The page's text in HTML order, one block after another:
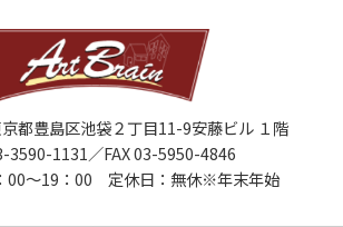
都豊島区池袋２丁目11-9安藤ビル １階
3590-1131／FAX 03-5950-4846
00～19：00 定休日：無休※年末年始